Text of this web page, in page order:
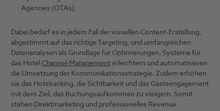
Agencies (OTAs).
Dabei bedarf es in jedem Fall der visuellen Content-Erstellung,
abgestimmt auf das richtige Targeting, und umfangreichen
Datenanalysen als Grundlage für Optimierungen. Systeme für
das HotelChannel-Managementerleichtern und automatisieren
die Umsetzung der Kommunikationsstrategie. Zudem erhöhen
sie das Hotelranking, die Sichtbarkeit und das Gästeengagement
mit dem Ziel, das Buchungsaufkommen zu steigern. Somit
stehen Direktmarketing und professionelles Revenue